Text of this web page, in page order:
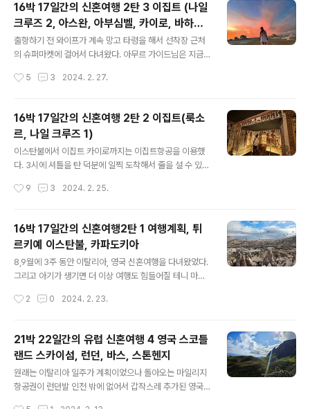
브 오일이 너무 맘에 들었는데 이제 거의 다 먹어가서 올리
브 오일도 사러 갈 겸 아그리투리스모를 검색했다. 제일 먼
저 생각 난 곳은 당연히 좋았던 기억이 있는 카스텔로 라 레
차였지만 겨울철에는 숙박업을 하지 않아서 패스. 대부분
고 있어서 그런지 겨울철에는 영업을 하지 않았다. 그래도
16박 17일간의 신혼여행 2탄 3 이집트 (나일
크루즈 2, 아스완, 아부심벨, 카이로, 바하리
야 사막)
출항하기 전 와이프가 계속 망고 타령을 해서 선착장 근처
의 슈퍼마켓에 걸어서 다녀왔다. 아무르 가이드님은 지금
각했지만 혹시나 싶어 다녀왔다. 그런데 가는 길이 아무리
0파운드나 달라고 했다. 차로 15분 가까이 걸리는 거리를
50파운드 주고 왔는데 고작 걸어서 10분 거리를 이렇게
등쳐먹으려고 하다니... 도착한 슈퍼에는 역시나 망고는 없
었고 과자와 음료수만 사왔다. 이집트는 물건 별로 가격차
11파운드.... 나와서 본 할인광고판을 봐도 저렴한 건 엄청
5 3 2024. 2. 27.
16박 17일간의 신혼여행 2탄 2 이집트(룩소
르, 나일 크루즈 1)
이스탄불에서 이집트 카이로까지는 이집트항공을 이용했
다. 3시에 셔틀을 탄 덕분에 일찍 도착해서 줄을 설 수 있었
그래도 다행히 페가수스항공에 데어서 지연출발될까 걱정
킨을 사 먹었다. 저녁을 배불리 먹고 비행기를 탔는데, 3시
간 정도 비행이어서 그런 건지 국적기라고 그러는 건지 기
내식이 공짜로 나왔다. 내 입맛에는 맞았지만 와이프 입맛
엔 안 맞아서 나 혼자서 2인분을 흡입했다. 이집트 상공에
행기에서 내리자마자 목과 코가 간지러웠다. 출국심사 하
9 3 2024. 2. 25.
16박 17일간의 신혼여행2탄 1 여행계획, 튀
르키예 이스탄불, 카파도키아
8,9월에 3주 동안 이탈리아, 영국 신혼여행을 다녀왔었다.
그리고 아기가 생기면 더 이상 여행도 힘들어질 테니 마지
1차 신혼여행을 다녀오자마자 신혼여행 2탄 (아기 만들기
무 힘들었다. 그래서 이번 여행에서는 왕복 비즈니스로 갈
계획을 세웠다. 서로가 가고 싶었던 여행지를 얘기하다 보
니 둘 다 공통적으로 이집트 이야기가 나왔고 이집트로 결
정되었다. 사막과 나일강과 파라오의 정기를 받은 아이를
2 0 2024. 2. 23.
21박 22일간의 유럽 신혼여행 4 영국 스코틀
랜드 스카이섬, 런던, 바스, 스톤헨지
원래는 이탈리아 일주가 계획이었으나 돌아오는 마일리지
항공권이 런던발 인천 밖에 없어서 갑작스레 추가된 영국